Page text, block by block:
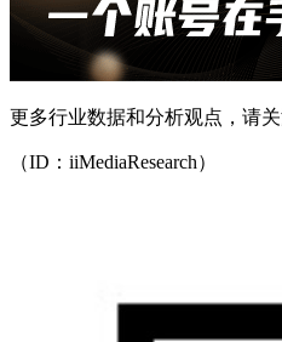
更多行业数据和分析观点，请
（ID：iiMediaResearch）